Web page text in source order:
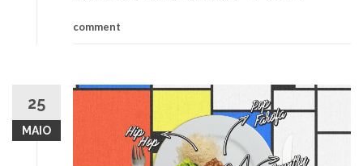
comment
25
MAIO